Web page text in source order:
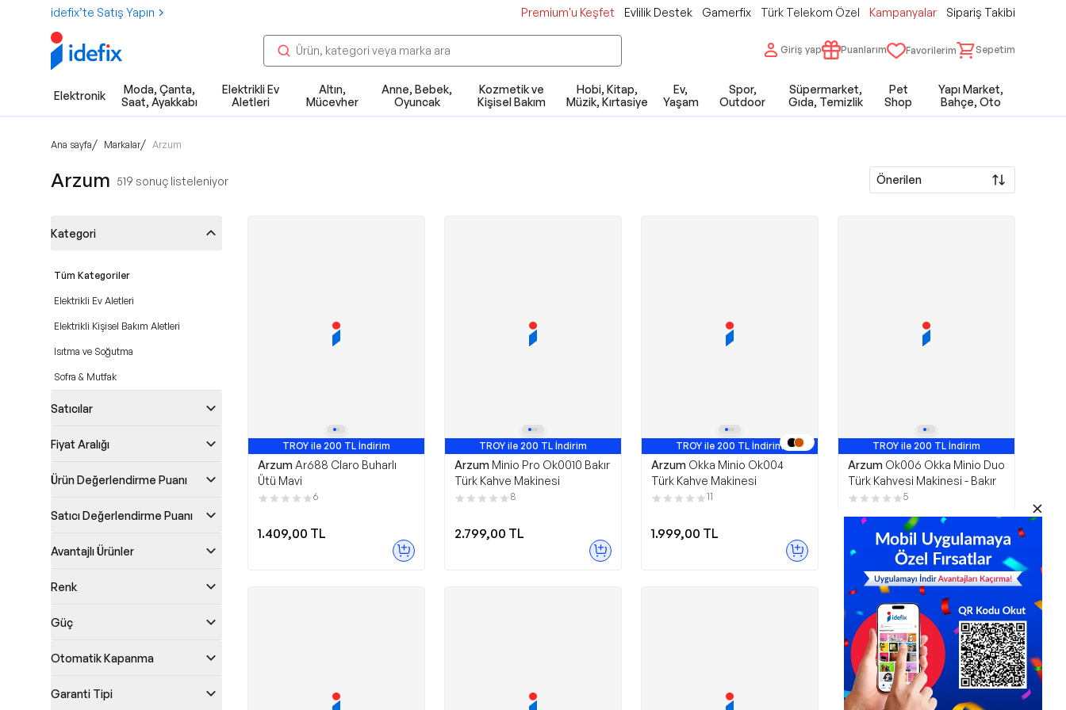
idefix’te Satış Yapın Premium'u Keşfet Evlilik Destek Gamerfix Türk Telekom Özel Kampanyalar Sipariş Takibi
Giriş yap Puanlarım Favorilerim Sepetim
Elektronik
Moda, Çanta,
Saat, Ayakkabı
Elektrikli Ev
Aletleri
Altın,
Mücevher
Anne, Bebek,
Oyuncak
Kozmetik ve
Kişisel Bakım
Hobi, Kitap,
Müzik, Kırtasiye
Ev,
Yaşam
Spor,
Outdoor
Süpermarket,
Gıda, Temizlik
Pet
Shop
Yapı Market,
Bahçe, Oto
Ana sayfa/ Markalar/ Arzum
Arzum 519 sonuç listeleniyor Önerilen
Kategori
Tüm Kategoriler
Elektrikli Ev Aletleri
Elektrikli Kişisel Bakım Aletleri
Isıtma ve Soğutma
Sofra & Mutfak
Satıcılar
Fiyat Aralığı
Ürün Değerlendirme Puanı
Satıcı Değerlendirme Puanı
Avantajlı Ürünler
Renk
Güç
Otomatik Kapanma
Garanti Tipi
TROY ile 200 TL İndirim
Arzum Ar688 Claro Buharlı
Ütü Mavi
6
1.409,00 TL
TROY ile 200 TL İndirim
Çok Satan
Arzum Minio Pro Ok0010 Bakır
Türk Kahve Makinesi
8
2.799,00 TL
TROY ile 200 TL İndirim
Arzum Okka Minio Ok004
Türk Kahve Makinesi
11
1.999,00 TL
TROY ile 200 TL İndirim
Arzum Ok006 Okka Minio Duo
Türk Kahvesi Makinesi - Bakır
5
4.299,90TL